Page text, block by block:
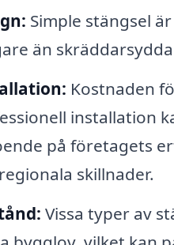
Simple stängsel
än
Kostnaden
installation
på företagets
skillnader.
Vissa typer av